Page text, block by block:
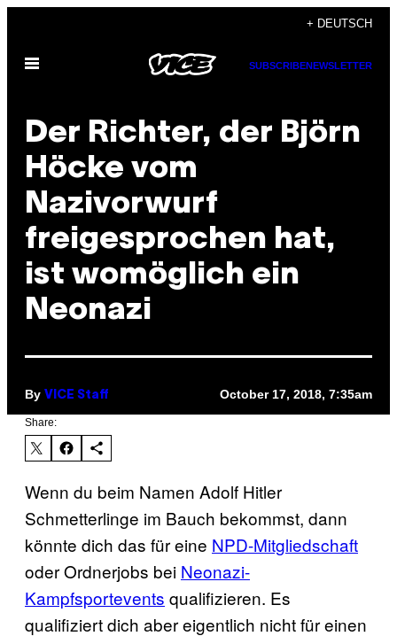
content
+ DEUTSCH
Open
SUBSCRIBENEWSLETTER
Der Richter, der Björn
Höcke vom
Nazivorwurf
freigesprochen hat,
ist womöglich ein
Neonazi
By VICE Staff October 17, 2018, 7:35am
Share:
Wenn du beim Namen Adolf Hitler
Schmetterlinge im Bauch bekommst, dann
könnte dich das für eine NPD-Mitgliedschaft
oder Ordnerjobs bei Neonazi-
Kampfsportevents qualifizieren. Es
qualifiziert dich aber eigentlich nicht für einen